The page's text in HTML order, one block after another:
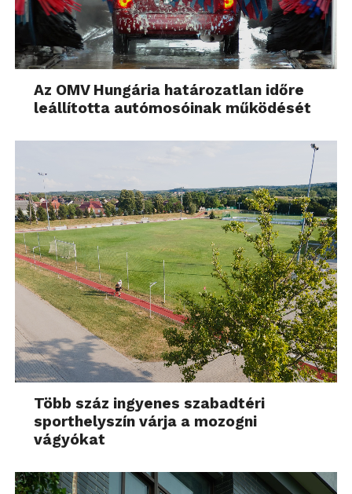
Az OMV Hungária határozatlan időre
leállította autómosóinak működését
Több száz ingyenes szabadtéri
sporthelyszín várja a mozogni
vágyókat